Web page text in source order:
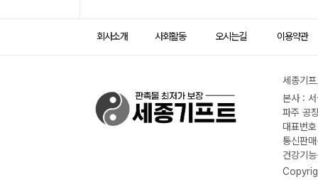
회사소개 사회활동 오시는길 이용약관
세종기
본사 :
파주 공
대표번
통신판
건강기